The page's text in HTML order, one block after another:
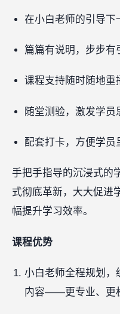
在小白老师的引导下
篇篇有说明，步步有
课程支持随时随地重
随堂测验，激发学
配套打卡，方便学
手把手指导的沉浸式的
式彻底革新，大大促进
幅提升学习效率。
课程优势
小白老师全程规划，
内容——更专业、更